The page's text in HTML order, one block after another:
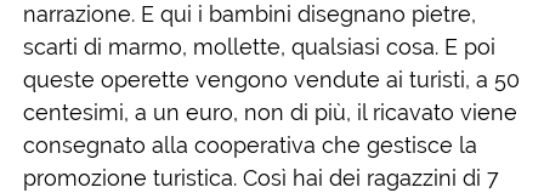
narrazione. E qui i bambini disegnano pietre,
scarti di marmo, mollette, qualsiasi cosa. E poi
queste operette vengono vendute ai turisti, a 50
centesimi, a un euro, non di più, il ricavato viene
consegnato alla cooperativa che gestisce la
promozione turistica. Così hai dei ragazzini di 7